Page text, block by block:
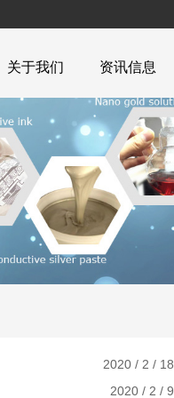
关于我们 资讯信息
2020 / 2 / 18
2020 / 2 / 9